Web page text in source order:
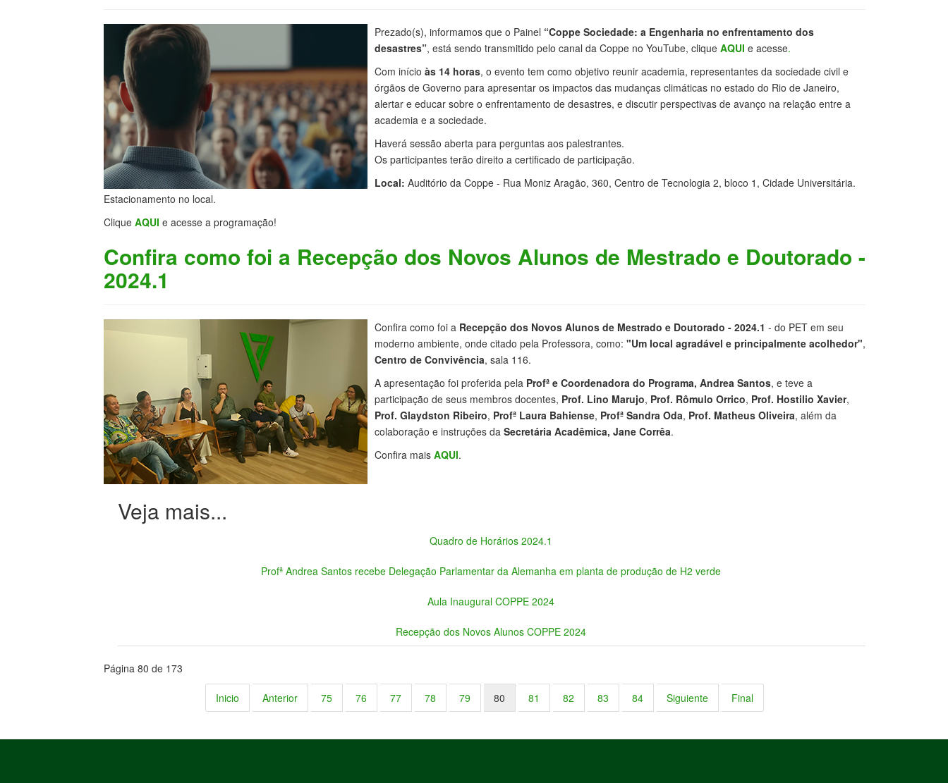
Prezado(s), informamos que o Painel “Coppe Sociedade: a Engenharia no enfrentamento dos
desastres”, está sendo transmitido pelo canal da Coppe no YouTube, clique AQUI e acesse.
Com início às 14 horas, o evento tem como objetivo reunir academia, representantes da sociedade civil e
órgãos de Governo para apresentar os impactos das mudanças climáticas no estado do Rio de Janeiro,
alertar e educar sobre o enfrentamento de desastres, e discutir perspectivas de avanço na relação entre a
academia e a sociedade.
Haverá sessão aberta para perguntas aos palestrantes.
Os participantes terão direito a certificado de participação.
Local: Auditório da Coppe - Rua Moniz Aragão, 360, Centro de Tecnologia 2, bloco 1, Cidade Universitária.
Estacionamento no local.
Clique AQUI e acesse a programação!
Confira como foi a Recepção dos Novos Alunos de Mestrado e Doutorado -
2024.1
Confira como foi a Recepção dos Novos Alunos de Mestrado e Doutorado - 2024.1 - do PET em seu
moderno ambiente, onde citado pela Professora, como: "Um local agradável e principalmente acolhedor",
Centro de Convivência, sala 116.
A apresentação foi proferida pela Profª e Coordenadora do Programa, Andrea Santos, e teve a
participação de seus membros docentes, Prof. Lino Marujo, Prof. Rômulo Orrico, Prof. Hostilio Xavier,
Prof. Glaydston Ribeiro, Profª Laura Bahiense, Profª Sandra Oda, Prof. Matheus Oliveira, além da
colaboração e instruções da Secretária Acadêmica, Jane Corrêa.
Confira mais AQUI.
Quadro de Horários 2024.1
Profª Andrea Santos recebe Delegação Parlamentar da Alemanha em planta de produção de H2 verde
Aula Inaugural COPPE 2024
Recepção dos Novos Alunos COPPE 2024
Página 80 de 173
Inicio Anterior 75 76 77 78 79 80 81 82 83 84 Siguiente Final